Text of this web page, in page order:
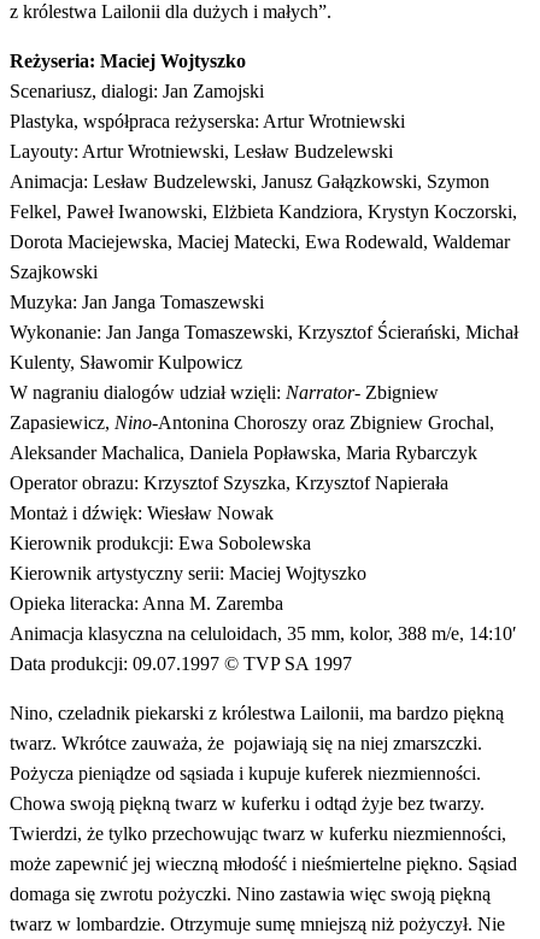
z królestwa Lailonii dla dużych i małych”.
Reżyseria: Maciej Wojtyszko
Scenariusz, dialogi: Jan Zamojski
Plastyka, współpraca reżyserska: Artur Wrotniewski
Layouty: Artur Wrotniewski, Lesław Budzelewski
Animacja: Lesław Budzelewski, Janusz Gałązkowski, Szymon
Felkel, Paweł Iwanowski, Elżbieta Kandziora, Krystyn Koczorski,
Dorota Maciejewska, Maciej Matecki, Ewa Rodewald, Waldemar
Szajkowski
Muzyka: Jan Janga Tomaszewski
Wykonanie: Jan Janga Tomaszewski, Krzysztof Ścierański, Michał
Kulenty, Sławomir Kulpowicz
W nagraniu dialogów udział wzięli: Narrator- Zbigniew
Zapasiewicz, Nino-Antonina Choroszy oraz Zbigniew Grochal,
Aleksander Machalica, Daniela Popławska, Maria Rybarczyk
Operator obrazu: Krzysztof Szyszka, Krzysztof Napierała
Montaż i dźwięk: Wiesław Nowak
Kierownik produkcji: Ewa Sobolewska
Kierownik artystyczny serii: Maciej Wojtyszko
Opieka literacka: Anna M. Zaremba
Animacja klasyczna na celuloidach, 35 mm, kolor, 388 m/e, 14:10′
Data produkcji: 09.07.1997 © TVP SA 1997
Nino, czeladnik piekarski z królestwa Lailonii, ma bardzo piękną
twarz. Wkrótce zauważa, że pojawiają się na niej zmarszczki.
Pożycza pieniądze od sąsiada i kupuje kuferek niezmienności.
Chowa swoją piękną twarz w kuferku i odtąd żyje bez twarzy.
Twierdzi, że tylko przechowując twarz w kuferku niezmienności,
może zapewnić jej wieczną młodość i nieśmiertelne piękno. Sąsiad
domaga się zwrotu pożyczki. Nino zastawia więc swoją piękną
twarz w lombardzie. Otrzymuje sumę mniejszą niż pożyczył. Nie